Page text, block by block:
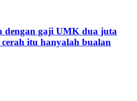
dengan gaji UMK dua juta
itu hanyalah bualan